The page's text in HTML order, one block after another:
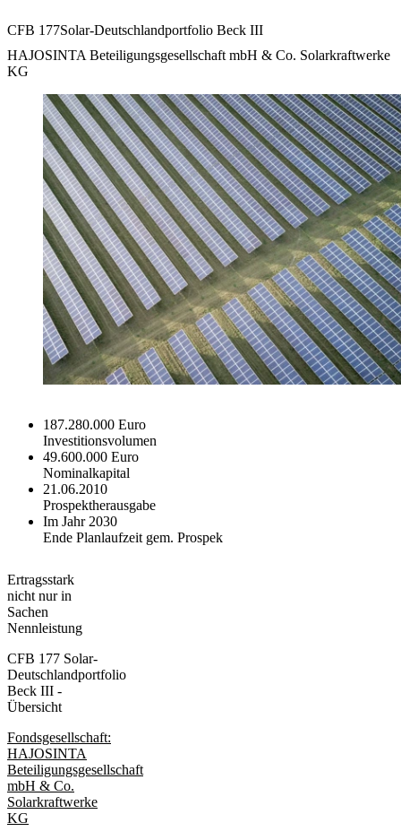
CFB 177Solar-Deutschlandportfolio Beck III
HAJOSINTA Beteiligungsgesellschaft mbH & Co. Solarkraftwerke
KG
187.280.000 Euro
Investitionsvolumen
49.600.000 Euro
Nominalkapital
21.06.2010
Prospektherausgabe
Im Jahr 2030
Ende Planlaufzeit gem. Prospek
Ertragsstark
nicht nur in
Sachen
Nennleistung
CFB 177 Solar-
Deutschlandportfolio
Beck III -
Übersicht
Fondsgesellschaft:
HAJOSINTA
Beteiligungsgesellschaft
mbH & Co.
Solarkraftwerke
KG